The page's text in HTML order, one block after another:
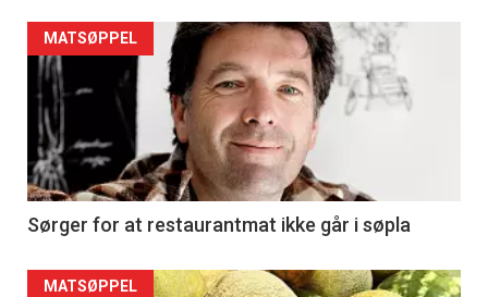
MATSØPPEL
Sørger for at restaurantmat ikke går i søpla
MATSØPPEL